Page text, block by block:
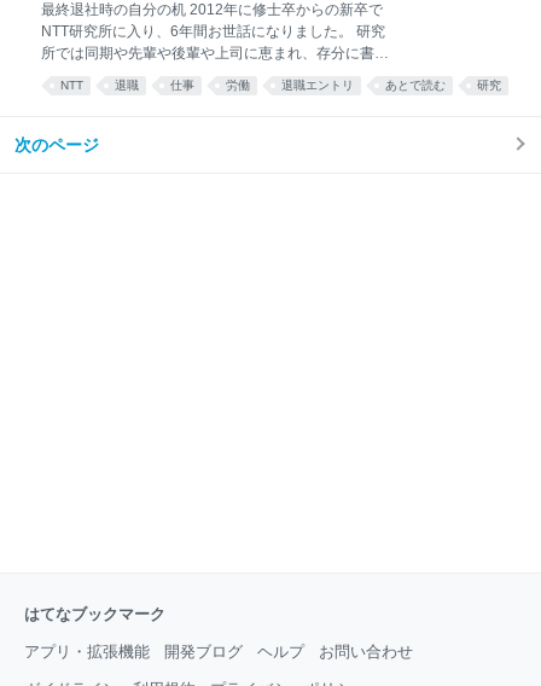
取り過ぎるのも憚られたのでまずは3ヶ月の有給休暇
をありがたく頂戴することにした。 授乳について 3ヶ
月までの赤ちゃんは昼夜問わず3時間おきに母乳やミ
ルクを欲しがる。大抵の成人は3時間おきに母乳やミ
最終退社時の自分の机 2012年に修士卒からの新卒で
NTT研究所に入り、6年間お世話になりました。 研究
所では同期や先輩や後輩や上司に恵まれ、存分に書籍
や論文を読んで勉強して力を蓄えたり、対外的な発表
の場にも恵まれ外ではできないような体験をすること
作られたtogetterを見返すと togetter.com togetter.com
NTT 退職 仕事 労働 退職エントリ あとで読む 研究
次のページ
はてなブックマーク
アプリ・拡張機能 開発ブログ ヘルプ お問い合わせ